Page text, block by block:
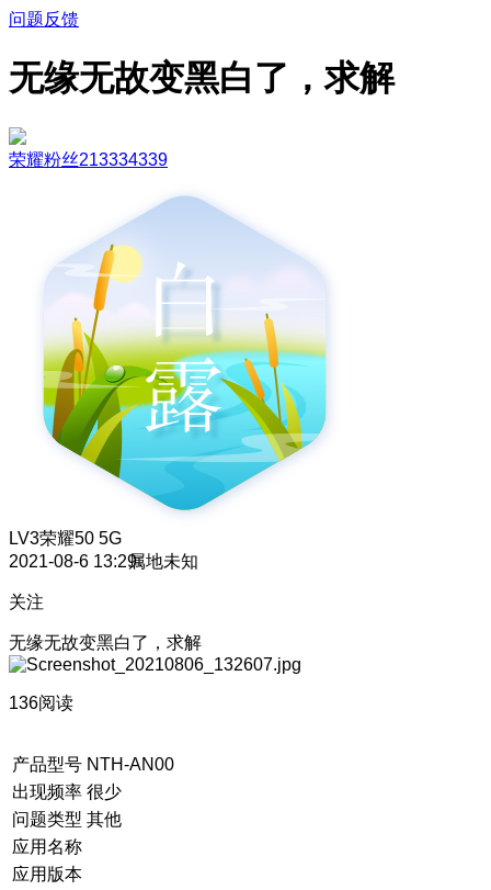
问题反馈
无缘无故变黑白了，求解
荣耀粉丝213334339
LV3荣耀50 5G
2021-08-6 13:29属地未知
关注
无缘无故变黑白了，求解
136阅读
产品型号 NTH-AN00
出现频率 很少
问题类型 其他
应用名称
应用版本